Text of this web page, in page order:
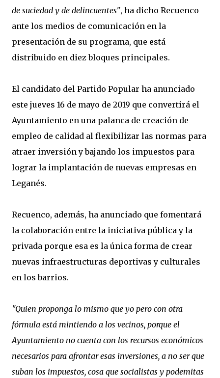
de suciedad y de delincuentes", ha dicho Recuenco
ante los medios de comunicación en la
presentación de su programa, que está
distribuido en diez bloques principales.
El candidato del Partido Popular ha anunciado
este jueves 16 de mayo de 2019 que convertirá el
Ayuntamiento en una palanca de creación de
empleo de calidad al flexibilizar las normas para
atraer inversión y bajando los impuestos para
lograr la implantación de nuevas empresas en
Leganés.
Recuenco, además, ha anunciado que fomentará
la colaboración entre la iniciativa pública y la
privada porque esa es la única forma de crear
nuevas infraestructuras deportivas y culturales
en los barrios.
"Quien proponga lo mismo que yo pero con otra
fórmula está mintiendo a los vecinos, porque el
Ayuntamiento no cuenta con los recursos económicos
necesarios para afrontar esas inversiones, a no ser que
suban los impuestos, cosa que socialistas y podemitas